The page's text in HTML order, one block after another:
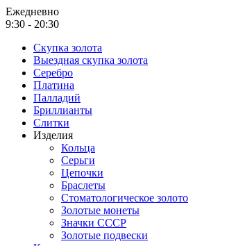
Ежедневно
9:30 - 20:30
Скупка золота
Выездная скупка золота
Серебро
Платина
Палладий
Бриллианты
Слитки
Изделия
Кольца
Серьги
Цепочки
Браслеты
Стоматологическое золото
Золотые монеты
Значки СССР
Золотые подвески